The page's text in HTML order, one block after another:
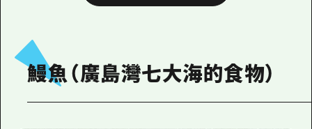
鰻魚（廣島灣七大海的食物）